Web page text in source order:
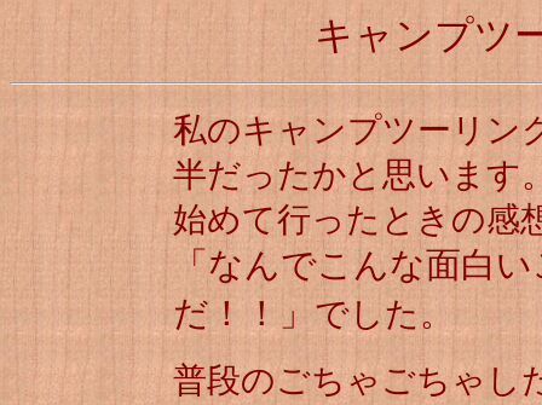
キャンプツ
私のキャンプツーリン
半だったかと思います
始めて行ったときの感
「なんでこんな面白
だ！！」 でした。
普段のごちゃごちゃし